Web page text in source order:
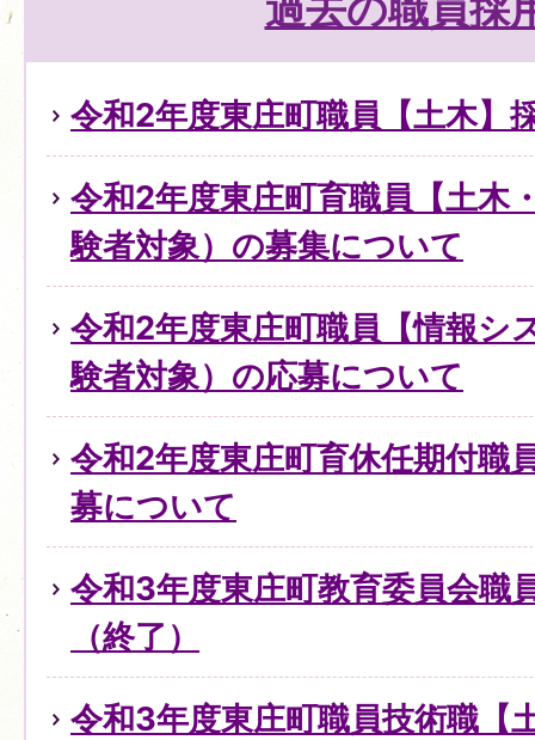
令和2年度東庄町職員【土木】
令和2年度東庄町育職員【土木
験者対象）の募集について
令和2年度東庄町職員【情報シ
験者対象）の応募について
令和2年度東庄町育休任期付職
募について
令和3年度東庄町教育委員会職
（終了）
令和3年度東庄町職員技術職【